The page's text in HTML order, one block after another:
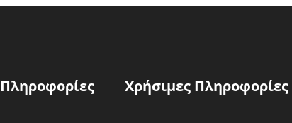
Πληροφορίες Χρήσιμες Πληροφορίες